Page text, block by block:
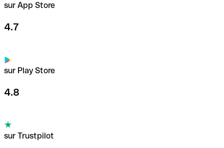
sur App Store
4.7
sur Play Store
4.8
sur Trustpilot